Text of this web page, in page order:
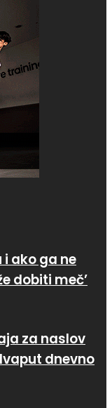
i ako ga ne
dobiti meč’
za naslov
dnevno